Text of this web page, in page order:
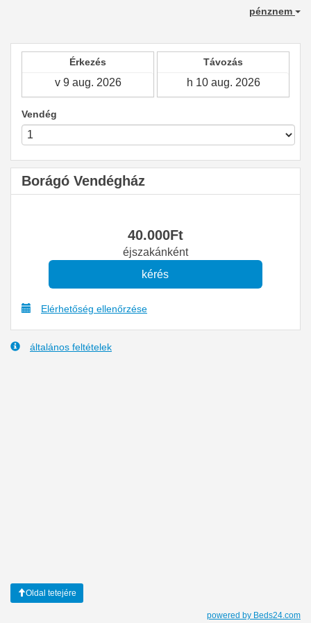
pénznem
Érkezés Távozás
Vendég
Borágó Vendégház
40.000Ft
éjszakánként
Elérhetőség ellenőrzése
általános feltételek
Oldal tetejére
powered by Beds24.com